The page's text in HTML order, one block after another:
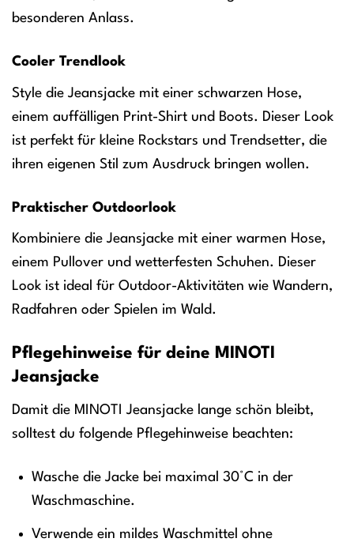
besonderen Anlass.
Cooler Trendlook
Style die Jeansjacke mit einer schwarzen Hose,
einem auffälligen Print-Shirt und Boots. Dieser Look
ist perfekt für kleine Rockstars und Trendsetter, die
ihren eigenen Stil zum Ausdruck bringen wollen.
Praktischer Outdoorlook
Kombiniere die Jeansjacke mit einer warmen Hose,
einem Pullover und wetterfesten Schuhen. Dieser
Look ist ideal für Outdoor-Aktivitäten wie Wandern,
Radfahren oder Spielen im Wald.
Pflegehinweise für deine MINOTI
Jeansjacke
Damit die MINOTI Jeansjacke lange schön bleibt,
solltest du folgende Pflegehinweise beachten:
Wasche die Jacke bei maximal 30°C in der
Waschmaschine.
Verwende ein mildes Waschmittel ohne